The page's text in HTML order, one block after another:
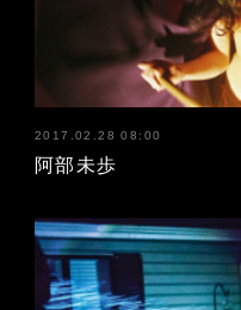
2017.02.28 08:00
阿部未歩